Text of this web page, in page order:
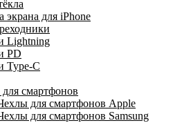
экрана для iPhone
Lightning
PD
Type-C
смартфонов
для смартфонов Apple
для смартфонов Samsung